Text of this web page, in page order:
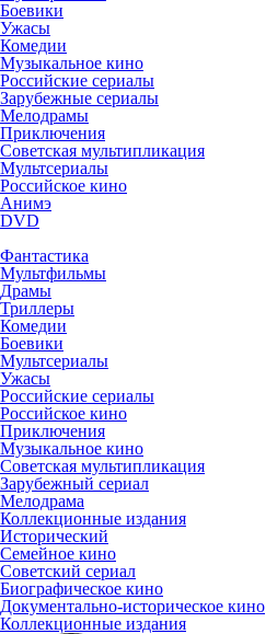
Боевики
Ужасы
Комедии
Музыкальное кино
Российские сериалы
Зарубежные сериалы
Мелодрамы
Приключения
Советская мультипликация
Мультсериалы
Российское кино
Анимэ
DVD
Фантастика
Мультфильмы
Драмы
Триллеры
Комедии
Боевики
Мультсериалы
Ужасы
Российские сериалы
Российское кино
Приключения
Музыкальное кино
Советская мультипликация
Зарубежный сериал
Мелодрама
Коллекционные издания
Исторический
Семейное кино
Советский сериал
Биографическое кино
Документально-историческое кино
Коллекционные издания